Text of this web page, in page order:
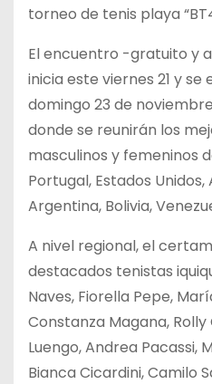
torneo de tenis playa
El encuentro -gratuito y
inicia este viernes 21 y
domingo 23 de
donde se reunirán los
masculinos y femeninos
Portugal, Estados Unidos,
Argentina, Bolivia,
A nivel regional, el
destacados tenistas
Naves, Fiorella Pepe,
Constanza Magana, Rolly
Luengo, Andrea Pacassi,
Bianca Cicardini, Camilo